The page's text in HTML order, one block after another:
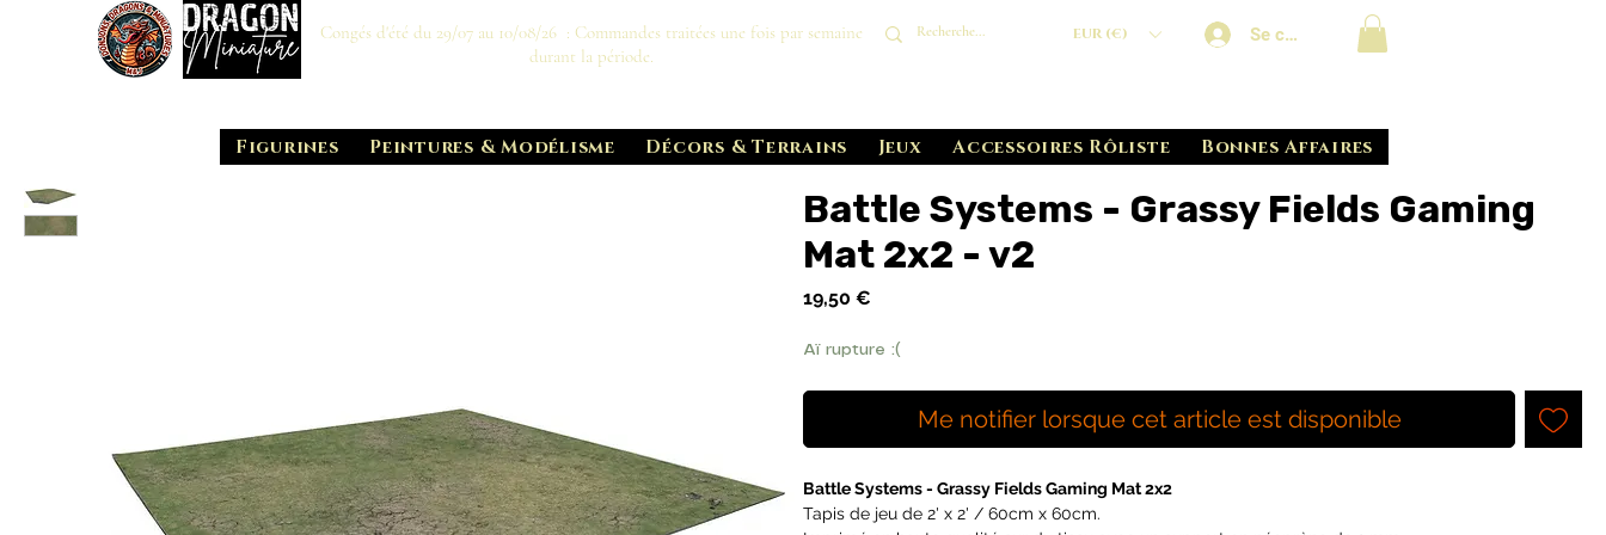
Congés d'été du 29/07 au 10/08/26 : Commandes traitées une fois par semaine
durant la période.
EUR (€) Se connecter
Figurines Peintures & Modélisme Décors & Terrains Jeux Accessoires Rôliste Bonnes Affaires
Battle Systems - Grassy Fields Gaming
Mat 2x2 - v2
19,50 €
Aï rupture :(
Me notifier lorsque cet article est disponible
Battle Systems - Grassy Fields Gaming Mat 2x2
Tapis de jeu de 2' x 2' / 60cm x 60cm.